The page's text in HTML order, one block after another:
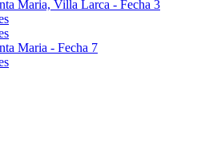
Maria, Villa Larca - Fecha 3
Maria - Fecha 7